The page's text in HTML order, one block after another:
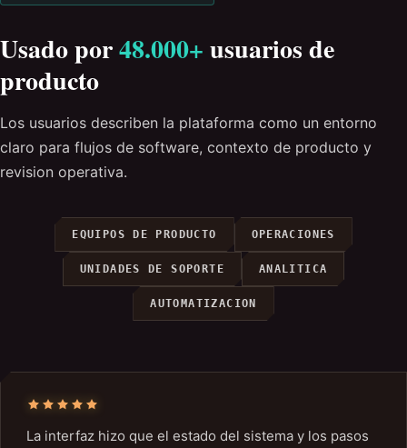
Usado por48.000+usuarios de
producto
Los usuarios describen la plataforma como un entorno
claro para flujos de software, contexto de producto y
revision operativa.
EQUIPOS DE PRODUCTO OPERACIONES
UNIDADES DE SOPORTE ANALITICA
AUTOMATIZACION
La interfaz hizo que el estado del sistema y los pasos